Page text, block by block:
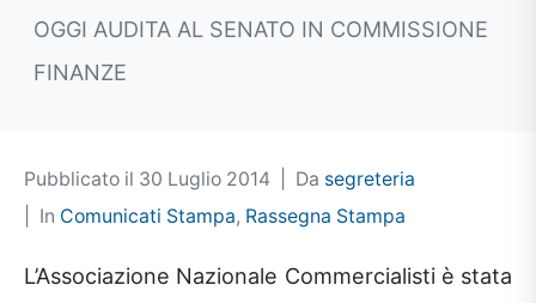
OGGI AUDITA AL SENATO IN COMMISSIONE
FINANZE
Pubblicato il 30 Luglio 2014 Da segreteria
In Comunicati Stampa, Rassegna Stampa
L’Associazione Nazionale Commercialisti è stata